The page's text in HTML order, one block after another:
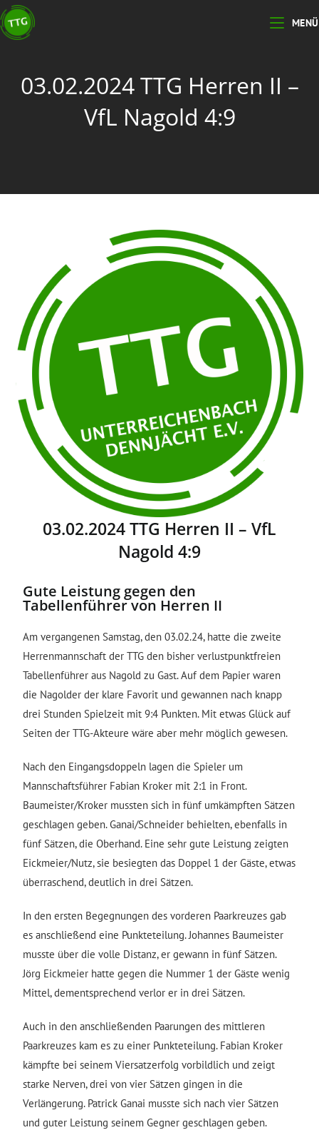
MENÜ
03.02.2024 TTG Herren II –
VfL Nagold 4:9
03.02.2024 TTG Herren II – VfL
Nagold 4:9
Gute Leistung gegen den
Tabellenführer von Herren II
Am vergangenen Samstag, den 03.02.24, hatte die zweite
Herrenmannschaft der TTG den bisher verlustpunktfreien
Tabellenführer aus Nagold zu Gast. Auf dem Papier waren
die Nagolder der klare Favorit und gewannen nach knapp
drei Stunden Spielzeit mit 9:4 Punkten. Mit etwas Glück auf
Seiten der TTG-Akteure wäre aber mehr möglich gewesen.
Nach den Eingangsdoppeln lagen die Spieler um
Mannschaftsführer Fabian Kroker mit 2:1 in Front.
Baumeister/Kroker mussten sich in fünf umkämpften Sätzen
geschlagen geben. Ganai/Schneider behielten, ebenfalls in
fünf Sätzen, die Oberhand. Eine sehr gute Leistung zeigten
Eickmeier/Nutz, sie besiegten das Doppel 1 der Gäste, etwas
überraschend, deutlich in drei Sätzen.
In den ersten Begegnungen des vorderen Paarkreuzes gab
es anschließend eine Punkteteilung. Johannes Baumeister
musste über die volle Distanz, er gewann in fünf Sätzen.
Jörg Eickmeier hatte gegen die Nummer 1 der Gäste wenig
Mittel, dementsprechend verlor er in drei Sätzen.
Auch in den anschließenden Paarungen des mittleren
Paarkreuzes kam es zu einer Punkteteilung. Fabian Kroker
kämpfte bei seinem Viersatzerfolg vorbildlich und zeigt
starke Nerven, drei von vier Sätzen gingen in die
Verlängerung. Patrick Ganai musste sich nach vier Sätzen
und guter Leistung seinem Gegner geschlagen geben.